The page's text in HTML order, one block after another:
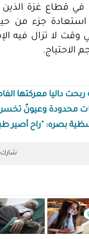
في قطاع غزة
جزء من
لا تزال فيه
الاحتياج.
داليا معركتها
محدودة وعيونٌ تخسر
بصره: "راح أصير
شارك